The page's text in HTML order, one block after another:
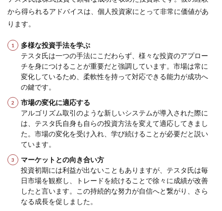
から得られるアドバイスは、個人投資家にとって非常に価値があ
ります。
多様な投資手法を学ぶ
テスタ氏は一つの手法にこだわらず、様々な投資のアプロー
チを身につけることが重要だと強調しています。市場は常に
変化しているため、柔軟性を持って対応できる能力が成功へ
の鍵です。
市場の変化に適応する
アルゴリズム取引のような新しいシステムが導入された際に
は、テスタ氏自身も自らの投資方法を変えて適応してきまし
た。市場の変化を受け入れ、学び続けることが必要だと説い
ています。
マーケットとの向き合い方
投資初期には利益が出ないこともありますが、テスタ氏は毎
日市場を観察し、トレードを続けることで徐々に成績が改善
したと言います。この持続的な努力が自信へと繋がり、さら
なる成長を促しました。